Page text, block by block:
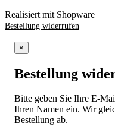
Realisiert mit Shopware
Bestellung widerrufen
×
Bestellung
Bitte geben Sie Ihre E-
Ihren Namen ein. Wir
Bestellung ab.